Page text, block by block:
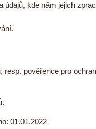
kde nám jejich
pověřence pro
01.01.2022